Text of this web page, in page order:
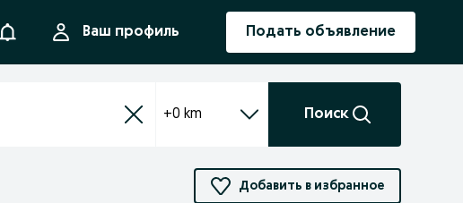
УведомленияВаш профиль Подать объявление
+0 km Поиск
Добавить в избранное